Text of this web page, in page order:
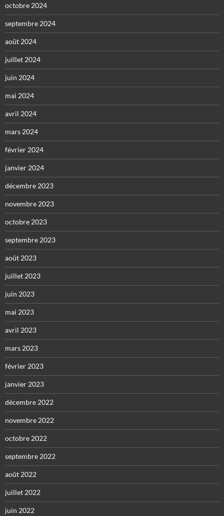
octobre 2024
septembre 2024
août 2024
juillet 2024
juin 2024
mai 2024
avril 2024
mars 2024
février 2024
janvier 2024
décembre 2023
novembre 2023
octobre 2023
septembre 2023
août 2023
juillet 2023
juin 2023
mai 2023
avril 2023
mars 2023
février 2023
janvier 2023
décembre 2022
novembre 2022
octobre 2022
septembre 2022
août 2022
juillet 2022
juin 2022